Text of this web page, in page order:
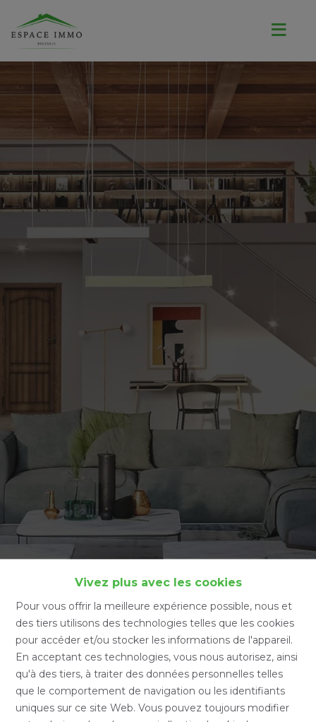
Vivez plus avec les cookies
Pour vous offrir la meilleure expérience possible, nous et
des tiers utilisons des technologies telles que les cookies
pour accéder et/ou stocker les informations de l'appareil.
En acceptant ces technologies, vous nous autorisez, ainsi
qu'à des tiers, à traiter des données personnelles telles
que le comportement de navigation ou les identifiants
uniques sur ce site Web. Vous pouvez toujours modifier
Accueil
Accueil